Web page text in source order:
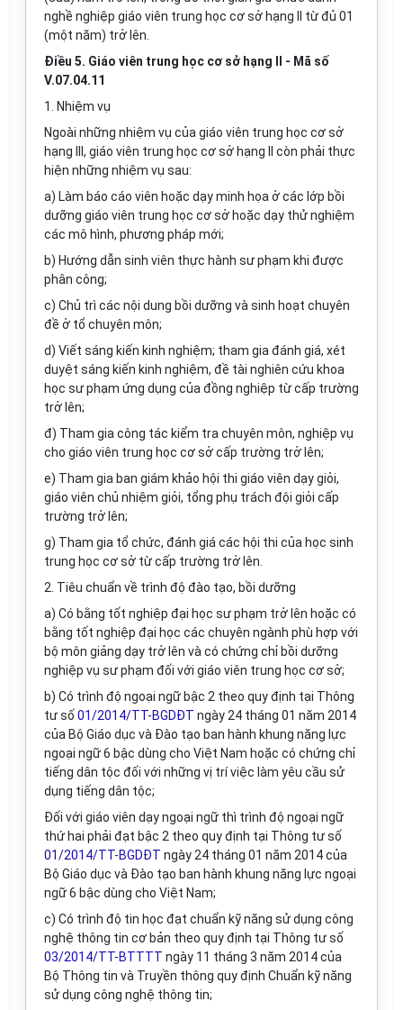
nghề nghiệp giáo viên trung học cơ sở hạng II từ đủ 01
(một năm) trở lên.
Điều 5. Giáo viên trung học cơ sở hạng II - Mã số
V.07.04.11
1. Nhiệm vụ
Ngoài những nhiệm vụ của giáo viên trung học cơ sở
hạng III, giáo viên trung học cơ sở hạng II còn phải thực
hiện những nhiệm vụ sau:
a) Làm báo cáo viên hoặc dạy minh họa ở các lớp bồi
dưỡng giáo viên trung học cơ sở hoặc dạy thử nghiệm
các mô hình, phương pháp mới;
b) Hướng dẫn sinh viên thực hành sư phạm khi được
phân công;
c) Chủ trì các nội dung bồi dưỡng và sinh hoạt chuyên
đề ở tổ chuyên môn;
d) Viết sáng kiến kinh nghiệm; tham gia đánh giá, xét
duyệt sáng kiến kinh nghiệm, đề tài nghiên cứu khoa
học sư phạm ứng dụng của đồng nghiệp từ cấp trường
trở lên;
đ) Tham gia công tác kiểm tra chuyên môn, nghiệp vụ
cho giáo viên trung học cơ sở cấp trường trở lên;
e) Tham gia ban giám khảo hội thi giáo viên dạy giỏi,
giáo viên chủ nhiệm giỏi, tổng phụ trách đội giỏi cấp
trường trở lên;
g) Tham gia tổ chức, đánh giá các hội thi của học sinh
trung học cơ sở từ cấp trường trở lên.
2. Tiêu chuẩn về trình độ đào tạo, bồi dưỡng
a) Có bằng tốt nghiệp đại học sư phạm trở lên hoặc có
bằng tốt nghiệp đại học các chuyên ngành phù hợp với
bộ môn giảng dạy trở lên và có chứng chỉ bồi dưỡng
nghiệp vụ sư phạm đối với giáo viên trung học cơ sở;
b) Có trình độ ngoại ngữ bậc 2 theo quy định tại Thông
tư số 01/2014/TT-BGDĐT ngày 24 tháng 01 năm 2014
của Bộ Giáo dục và Đào tạo ban hành khung năng lực
ngoại ngữ 6 bậc dùng cho Việt Nam hoặc có chứng chỉ
tiếng dân tộc đối với những vị trí việc làm yêu cầu sử
dụng tiếng dân tộc;
Đối với giáo viên dạy ngoại ngữ thì trình độ ngoại ngữ
thứ hai phải đạt bậc 2 theo quy định tại Thông tư số
01/2014/TT-BGDĐT ngày 24 tháng 01 năm 2014 của
Bộ Giáo dục và Đào tạo ban hành khung năng lực ngoại
ngữ 6 bậc dùng cho Việt Nam;
c) Có trình độ tin học đạt chuẩn kỹ năng sử dụng công
nghệ thông tin cơ bản theo quy định tại Thông tư số
03/2014/TT-BTTTT ngày 11 tháng 3 năm 2014 của
Bộ Thông tin và Truyền thông quy định Chuẩn kỹ năng
sử dụng công nghệ thông tin;